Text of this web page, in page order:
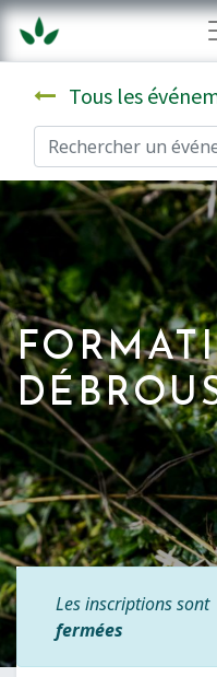
Tous les
Les inscriptions sont
fermées